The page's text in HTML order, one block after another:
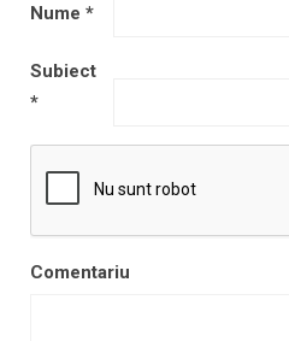
Nume *
Subiect
*
Comentariu